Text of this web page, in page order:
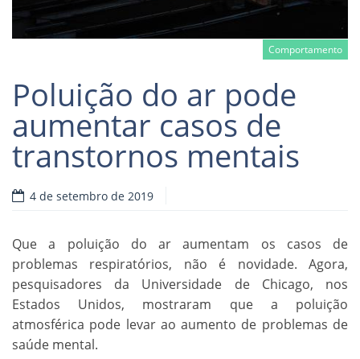
Comportamento
Read more
Poluição do ar pode
aumentar casos de
transtornos mentais
4 de setembro de 2019
Que a poluição do ar aumentam os casos de
problemas respiratórios, não é novidade. Agora,
pesquisadores da Universidade de Chicago, nos
Estados Unidos, mostraram que a poluição
atmosférica pode levar ao aumento de problemas de
saúde mental.